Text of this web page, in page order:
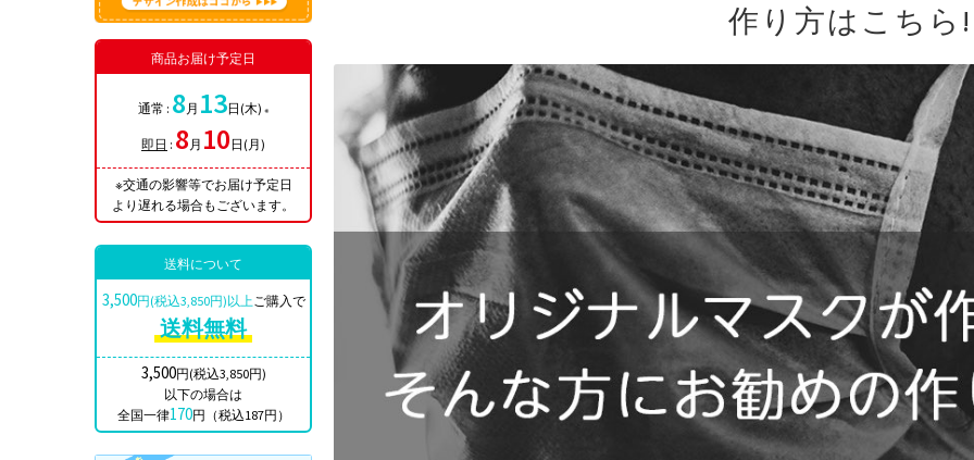
作り方はこちら!
商品お届け予定日
通常 : 8 月 13日(木) ※
即日 : 8 月 10 日(月)
※交通の影響等でお届け予定日
より遅れる場合もございます。
送料について
3,500円(税込3,850円)以上ご購入で
送料無料
3,500円(税込3,850円)
以下の場合は
全国一律170円（税込187円）